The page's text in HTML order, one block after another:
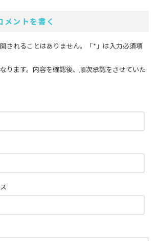
メントを書く
されることはありません。 「*」 は入力必須項
ります。内容を確認後、順次承認をさせていた